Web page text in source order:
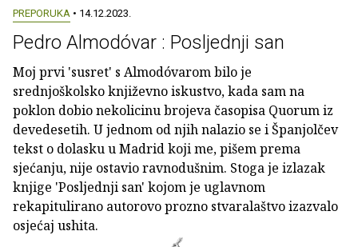
PREPORUKA • 14.12.2023.
Pedro Almodóvar : Posljednji san
Moj prvi 'susret' s Almodóvarom bilo je
srednjoškolsko književno iskustvo, kada sam na
poklon dobio nekolicinu brojeva časopisa Quorum iz
devedesetih. U jednom od njih nalazio se i Španjolčev
tekst o dolasku u Madrid koji me, pišem prema
sjećanju, nije ostavio ravnodušnim. Stoga je izlazak
knjige 'Posljednji san' kojom je uglavnom
rekapitulirano autorovo prozno stvaralaštvo izazvalo
osjećaj ushita.